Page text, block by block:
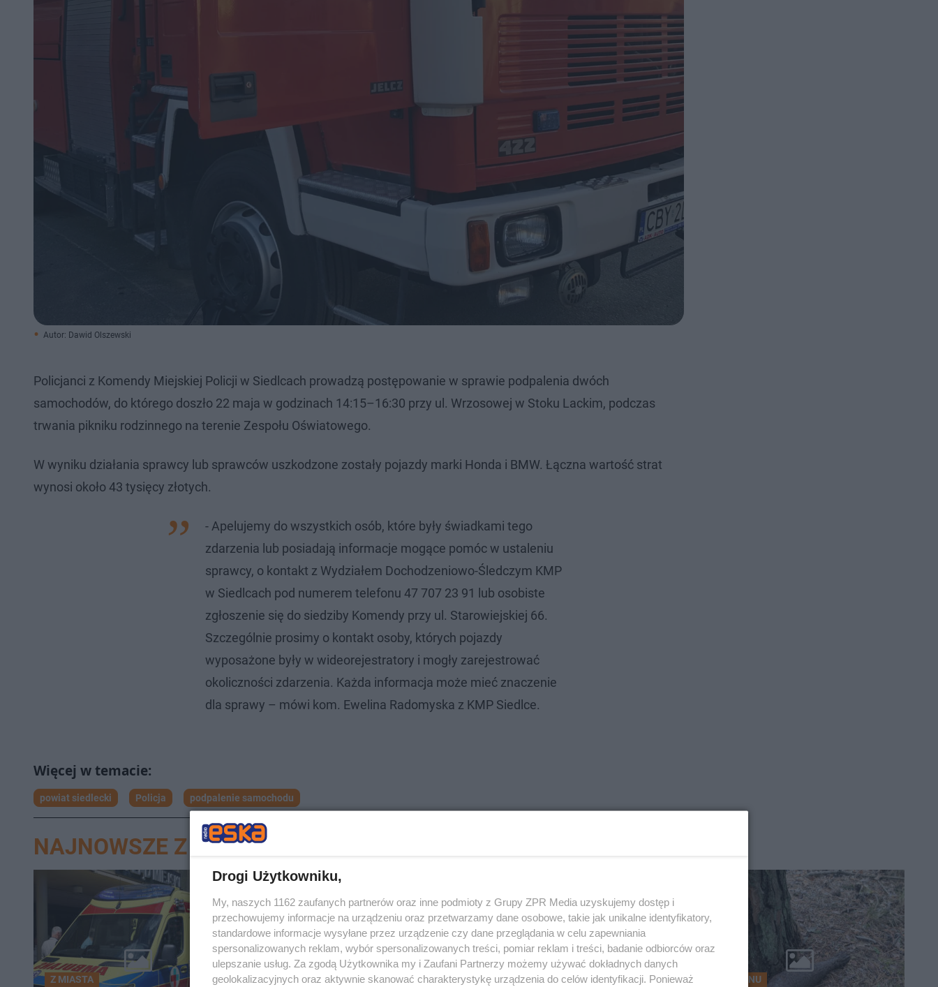
Autor: Dawid Olszewski
Policjanci z Komendy Miejskiej Policji w Siedlcach prowadzą postępowanie w sprawie podpalenia dwóch
samochodów, do którego doszło 22 maja w godzinach 14:15–16:30 przy ul. Wrzosowej w Stoku Lackim, podczas
trwania pikniku rodzinnego na terenie Zespołu Oświatowego.
W wyniku działania sprawcy lub sprawców uszkodzone zostały pojazdy marki Honda i BMW. Łączna wartość strat
wynosi około 43 tysięcy złotych.
- Apelujemy do wszystkich osób, które były świadkami tego
zdarzenia lub posiadają informacje mogące pomóc w ustaleniu
sprawcy, o kontakt z Wydziałem Dochodzeniowo-Śledczym KMP
w Siedlcach pod numerem telefonu 47 707 23 91 lub osobiste
zgłoszenie się do siedziby Komendy przy ul. Starowiejskiej 66.
Szczególnie prosimy o kontakt osoby, których pojazdy
wyposażone były w wideorejestratory i mogły zarejestrować
okoliczności zdarzenia. Każda informacja może mieć znaczenie
dla sprawy – mówi kom. Ewelina Radomyska z KMP Siedlce.
powiat siedlecki Policja podpalenie samochodu
NAJNOWSZE Z DZIAŁU SIEDLCE
Z MIASTA Z REGIONU Z REGIONU
Drogi Użytkowniku,
My, naszych 1162 zaufanych partnerów oraz inne podmioty z Grupy ZPR Media uzyskujemy dostęp i
przechowujemy informacje na urządzeniu oraz przetwarzamy dane osobowe, takie jak unikalne identyfikatory,
standardowe informacje wysyłane przez urządzenie czy dane przeglądania w celu zapewniania
spersonalizowanych reklam, wybór spersonalizowanych treści, pomiar reklam i treści, badanie odbiorców oraz
ulepszanie usług. Za zgodą Użytkownika my i Zaufani Partnerzy możemy używać dokładnych danych
geolokalizacyjnych oraz aktywnie skanować charakterystykę urządzenia do celów identyfikacji. Ponieważ